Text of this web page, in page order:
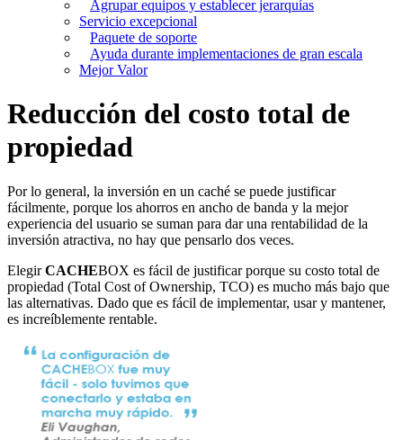
Agrupar equipos y establecer jerarquías
Servicio excepcional
Paquete de soporte
Ayuda durante implementaciones de gran escala
Mejor Valor
Reducción del costo total de
propiedad
Por lo general, la inversión en un caché se puede justificar
fácilmente, porque los ahorros en ancho de banda y la mejor
experiencia del usuario se suman para dar una rentabilidad de la
inversión atractiva, no hay que pensarlo dos veces.
ElegirCACHEBOX es fácil de justificar porque su costo total de
propiedad (Total Cost of Ownership, TCO) es mucho más bajo que
las alternativas. Dado que es fácil de implementar, usar y mantener,
es increíblemente rentable.